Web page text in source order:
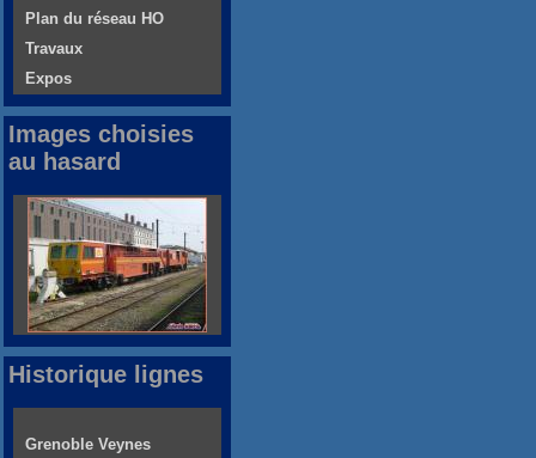
Plan du réseau HO
Travaux
Expos
Images choisies
au hasard
Historique lignes
Grenoble Veynes